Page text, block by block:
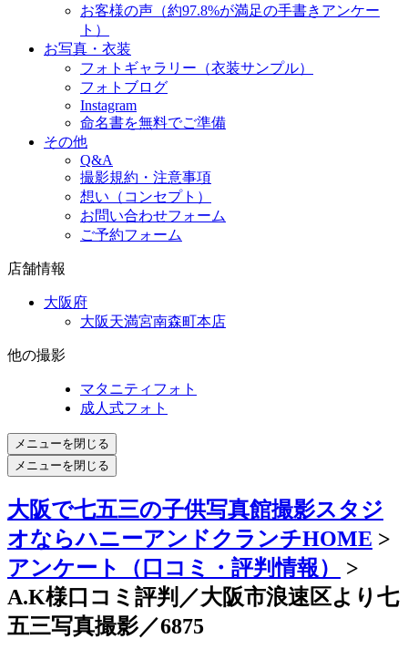
お客様の声（約97.8%が満足の手書きアンケー
ト）
お写真・衣装
フォトギャラリー（衣装サンプル）
フォトブログ
Instagram
命名書を無料でご準備
その他
Q&A
撮影規約・注意事項
想い（コンセプト）
お問い合わせフォーム
ご予約フォーム
店舗情報
大阪府
大阪天満宮南森町本店
他の撮影
マタニティフォト
成人式フォト
メニューを閉じる
メニューを閉じる
大阪で七五三の子供写真館撮影スタジ
オならハニーアンドクランチHOME >
アンケート（口コミ・評判情報）
>
A.K様口コミ評判／大阪市浪速区より七
五三写真撮影／6875